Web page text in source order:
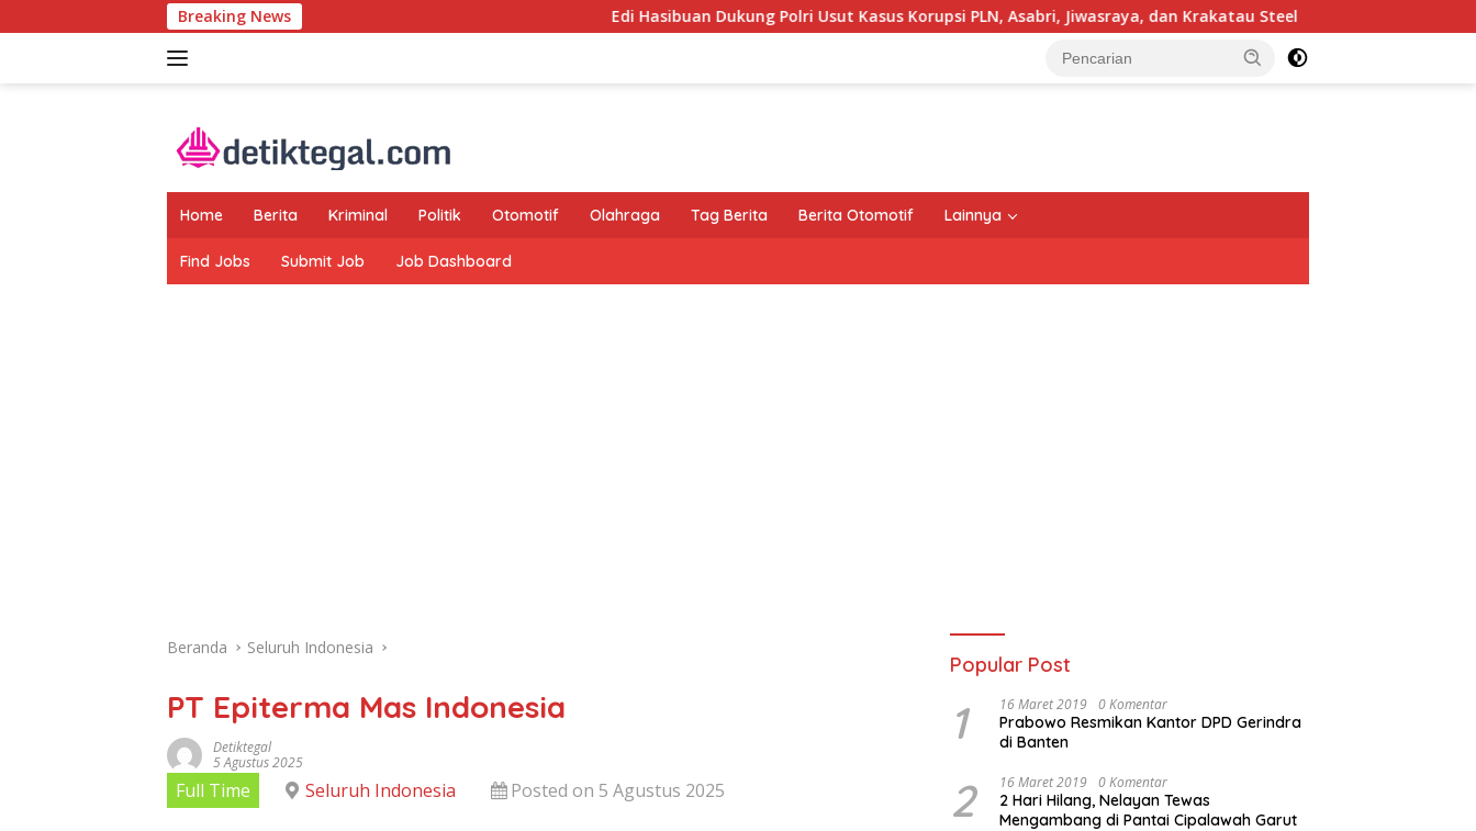
ke
Breaking News Edi Hasibuan Dukung Polri Usut Kasus Korupsi PLN, Asabri, Jiwasraya, dan Krakatau Steel
Home Berita Kriminal Politik Otomotif Olahraga Tag Berita Berita Otomotif Lainnya
Find Jobs Submit Job Job Dashboard
Beranda Seluruh Indonesia
PT Epiterma Mas Indonesia
Detiktegal
5 Agustus 2025
Full Time Seluruh Indonesia Posted on 5 Agustus 2025
Popular Post
1 16 Maret 2019 0 Komentar
Prabowo Resmikan Kantor DPD Gerindra
di Banten
2 16 Maret 2019 0 Komentar
2 Hari Hilang, Nelayan Tewas
Mengambang di Pantai Cipalawah Garut